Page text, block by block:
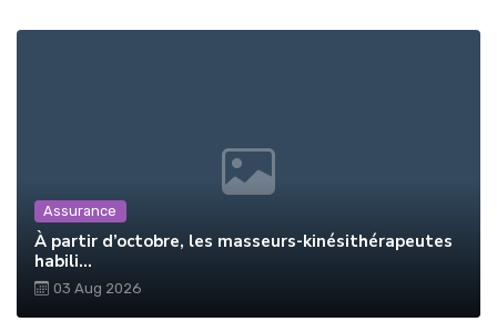
Assurance
À partir d’octobre, les masseurs-kinésithérapeutes
habili...
03 Aug 2026